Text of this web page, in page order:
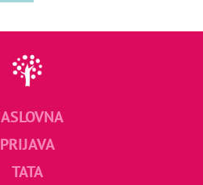
PRIJAVA
TATA